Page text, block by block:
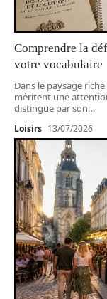
Comprendre la
votre vocabulaire
Dans le paysage
méritent une
distingue par son…
Loisirs 13/07/2026